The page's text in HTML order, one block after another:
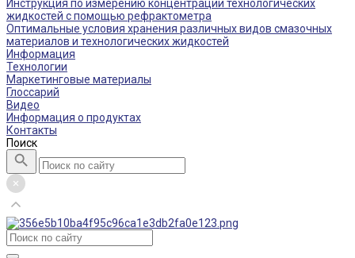
Инструкция по измерению концентрации технологических
жидкостей с помощью рефрактометра
Оптимальные условия хранения различных видов смазочных
материалов и технологических жидкостей
Информация
Технологии
Маркетинговые материалы
Глоссарий
Видео
Информация о продуктах
Контакты
Поиск